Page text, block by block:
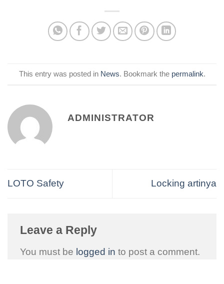
This entry was posted in News. Bookmark the permalink.
ADMINISTRATOR
LOTO Safety Locking artinya
Leave a Reply
You must be logged in to post a comment.